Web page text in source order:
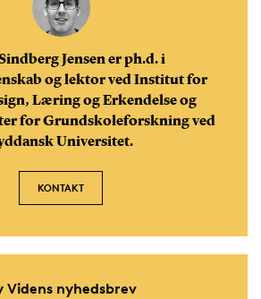
Jensen er ph.d. i
og lektor ved Institut for
Læring og Erkendelse og
for Grundskoleforskning ved
Universitet.
KONTAKT
Videns nyhedsbrev